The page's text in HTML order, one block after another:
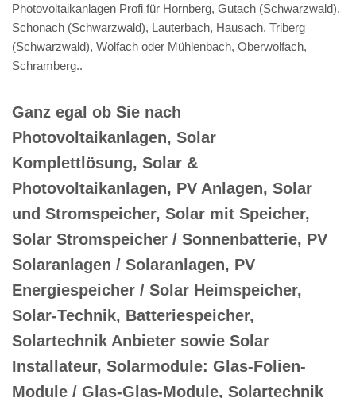
Photovoltaikanlagen Profi für Hornberg, Gutach (Schwarzwald),
Schonach (Schwarzwald), Lauterbach, Hausach, Triberg
(Schwarzwald), Wolfach oder Mühlenbach, Oberwolfach,
Schramberg..
Ganz egal ob Sie nach
Photovoltaikanlagen, Solar
Komplettlösung, Solar &
Photovoltaikanlagen, PV Anlagen, Solar
und Stromspeicher, Solar mit Speicher,
Solar Stromspeicher / Sonnenbatterie, PV
Solaranlagen / Solaranlagen, PV
Energiespeicher / Solar Heimspeicher,
Solar-Technik, Batteriespeicher,
Solartechnik Anbieter sowie Solar
Installateur, Solarmodule: Glas-Folien-
Module / Glas-Glas-Module, Solartechnik